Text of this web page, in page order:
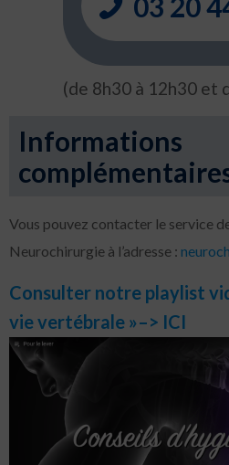
(de 8h30 à 12h30 et
Informations
Vous pouvez contacter le service
Neurochirurgie à l’adresse :
Consulter notre playlist
vie vertébrale »–> ICI